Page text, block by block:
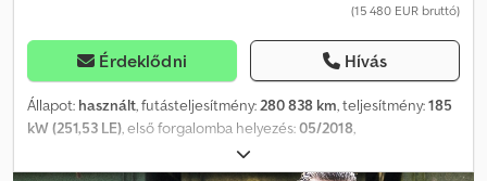
(15 480 EUR bruttó)
Érdeklődni Hívás
Állapot: használt, futásteljesítmény:280 838 km, teljesítmény:185
kW (251,53 LE), első forgalomba helyezés:05/2018,
, saját tömeg:
teherbírás:9 075 kg, össztömeg:15 990 kg, tengelyelrendezés:2